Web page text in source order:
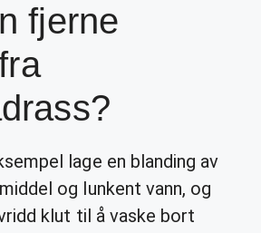
fjerne
lage en blanding av
og lunkent vann, og
klut til å vaske bort